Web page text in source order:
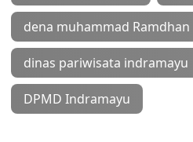
dena muhammad Ramdhan
dinas pariwisata indramayu
DPMD Indramayu